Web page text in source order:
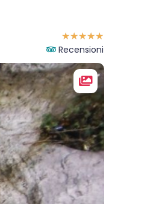
☆☆☆☆☆
Recensioni